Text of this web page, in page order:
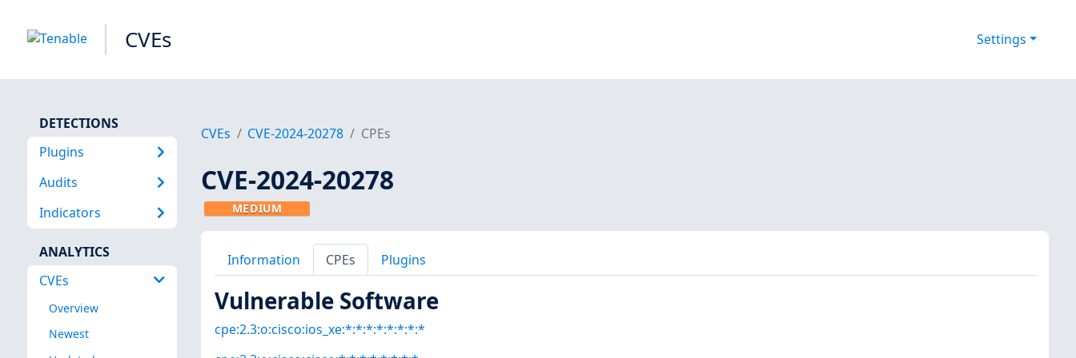
CVEs Settings
DETECTIONS
Plugins
Audits
Indicators
ANALYTICS
CVEs
Overview
Newest
CVEs CVE-2024-20278 CPEs
CVE-2024-20278
MEDIUM
Information CPEs Plugins
Vulnerable Software
cpe:2.3:o:cisco:ios_xe:*:*:*:*:*:*:*:*